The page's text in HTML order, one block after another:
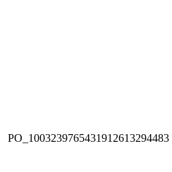
PO_1003239765431912613294483